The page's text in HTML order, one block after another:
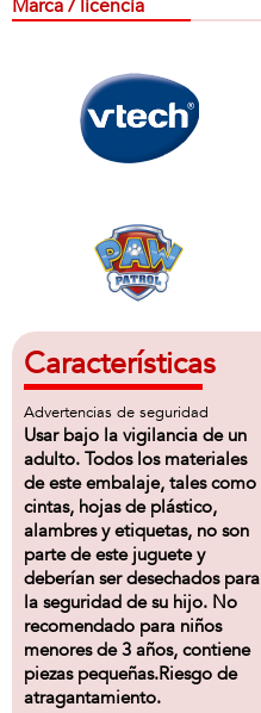
Marca / licencia
Características
Advertencias de seguridad
Usar bajo la vigilancia de un
adulto. Todos los materiales
de este embalaje, tales como
cintas, hojas de plástico,
alambres y etiquetas, no son
parte de este juguete y
deberían ser desechados para
la seguridad de su hijo. No
recomendado para niños
menores de 3 años, contiene
piezas pequeñas.Riesgo de
atragantamiento.